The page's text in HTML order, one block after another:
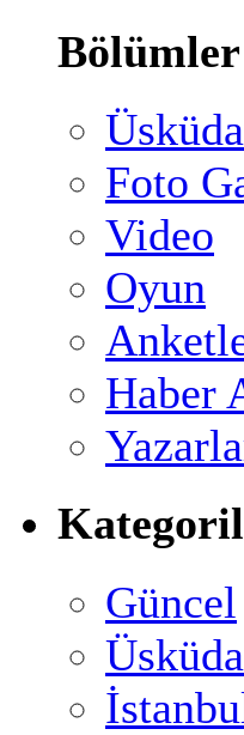
Bölümler
Foto
Video
Oyun
Haber
Güncel